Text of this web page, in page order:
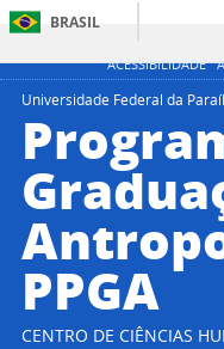
ACESSIBILIDADE
BRASIL
Universidade Federal da
PPGA
CENTRO DE CIÊNCIAS